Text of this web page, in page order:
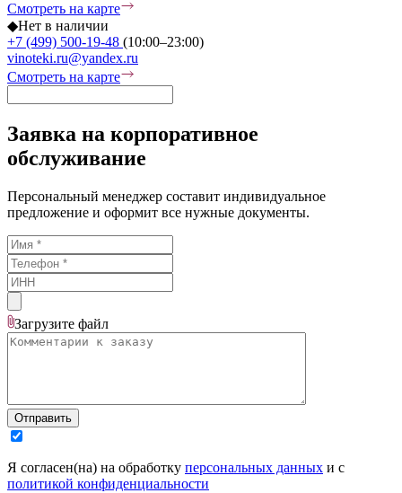
Смотреть на карте
◆Нет в наличии
+7 (499) 500-19-48 (10:00–23:00)
vinoteki.ru@yandex.ru
Смотреть на карте
Заявка на корпоративное
обслуживание
Персональный менеджер составит индивидуальное
предложение и оформит все нужные документы.
Загрузите файл
Отправить
Я согласен(на) на обработку персональных данных и с
политикой конфиденциальности